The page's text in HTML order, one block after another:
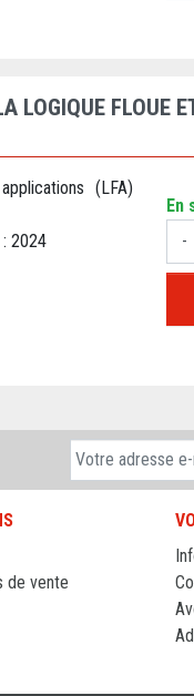
LOGIQUE FLOUE
(LFA)
: 2024
En
-
de vente